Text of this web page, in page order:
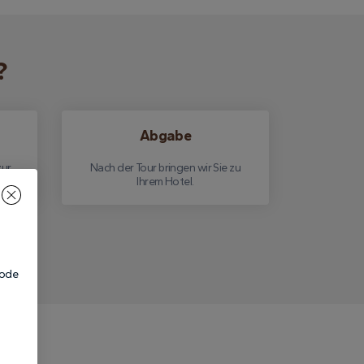
Abgabe
Nach der Tour bringen wir Sie zu
Ihrem Hotel.